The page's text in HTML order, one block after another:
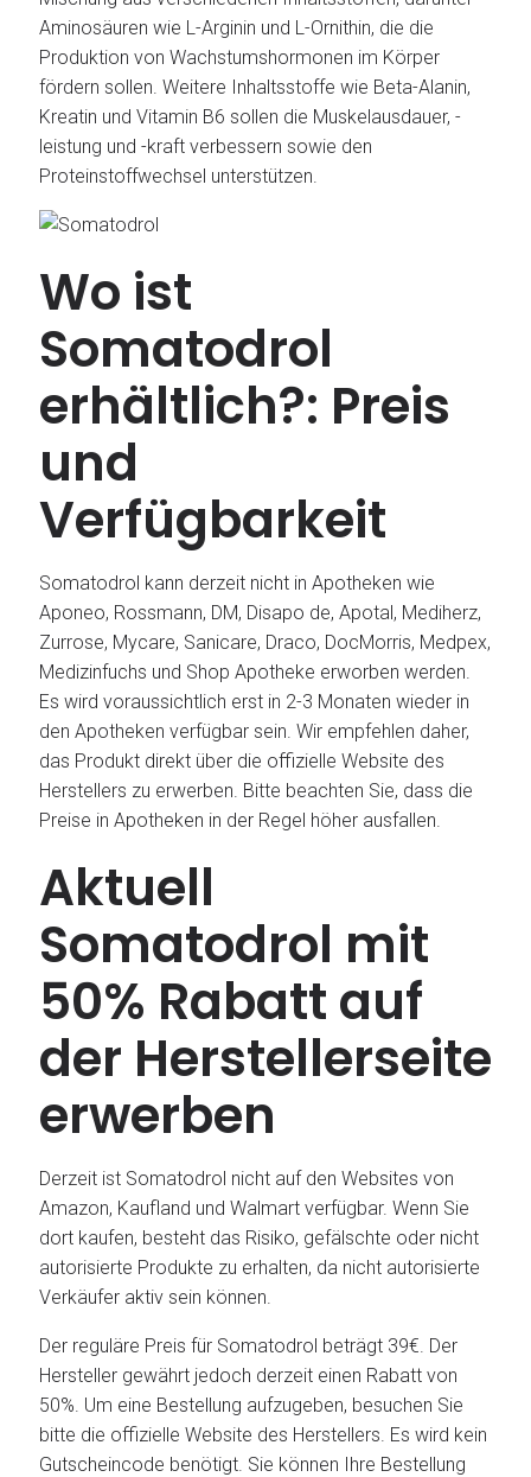
Aminosäuren wie L-Arginin und L-Ornithin, die die
Produktion von Wachstumshormonen im Körper
fördern sollen. Weitere Inhaltsstoffe wie Beta-Alanin,
Kreatin und Vitamin B6 sollen die Muskelausdauer, -
leistung und -kraft verbessern sowie den
Proteinstoffwechsel unterstützen.
Wo ist
Somatodrol
erhältlich?: Preis
und
Verfügbarkeit
Somatodrol kann derzeit nicht in Apotheken wie
Aponeo, Rossmann, DM, Disapo de, Apotal, Mediherz,
Zurrose, Mycare, Sanicare, Draco, DocMorris, Medpex,
Medizinfuchs und Shop Apotheke erworben werden.
Es wird voraussichtlich erst in 2-3 Monaten wieder in
den Apotheken verfügbar sein. Wir empfehlen daher,
das Produkt direkt über die offizielle Website des
Herstellers zu erwerben. Bitte beachten Sie, dass die
Preise in Apotheken in der Regel höher ausfallen.
Aktuell
Somatodrol mit
50% Rabatt auf
der Herstellerseite
erwerben
Derzeit ist Somatodrol nicht auf den Websites von
Amazon, Kaufland und Walmart verfügbar. Wenn Sie
dort kaufen, besteht das Risiko, gefälschte oder nicht
autorisierte Produkte zu erhalten, da nicht autorisierte
Verkäufer aktiv sein können.
Der reguläre Preis für Somatodrol beträgt 39€. Der
Hersteller gewährt jedoch derzeit einen Rabatt von
50%. Um eine Bestellung aufzugeben, besuchen Sie
bitte die offizielle Website des Herstellers. Es wird kein
Gutscheincode benötigt. Sie können Ihre Bestellung